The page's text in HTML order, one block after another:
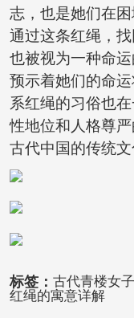
志，也是她们在
通过这条红绳，
也被视为一种命
预示着她们的命
系红绳的习俗也
性地位和人格尊
古代中国的传统文
标签： 古代青楼女
红绳的寓意详解